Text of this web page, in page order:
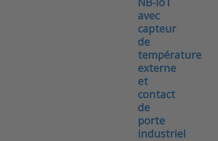
avec
capteur
de
température
externe
et
contact
de
porte
industriel